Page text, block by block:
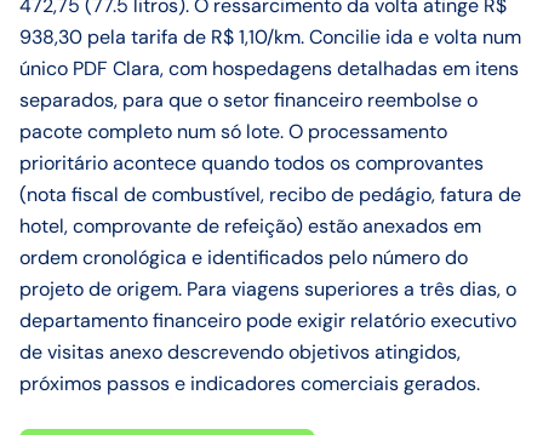
472,75 (77.5 litros). O ressarcimento da volta atinge R$
938,30 pela tarifa de R$ 1,10/km. Concilie ida e volta num
único PDF Clara, com hospedagens detalhadas em itens
separados, para que o setor financeiro reembolse o
pacote completo num só lote. O processamento
prioritário acontece quando todos os comprovantes
(nota fiscal de combustível, recibo de pedágio, fatura de
hotel, comprovante de refeição) estão anexados em
ordem cronológica e identificados pelo número do
projeto de origem. Para viagens superiores a três dias, o
departamento financeiro pode exigir relatório executivo
de visitas anexo descrevendo objetivos atingidos,
próximos passos e indicadores comerciais gerados.